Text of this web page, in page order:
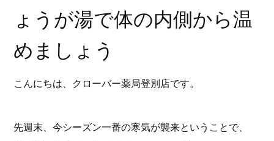
ょうが湯で体の内側から温
めましょう
こんにちは、クローバー薬局登別店です。
先週末、今シーズン一番の寒気が襲来ということで、